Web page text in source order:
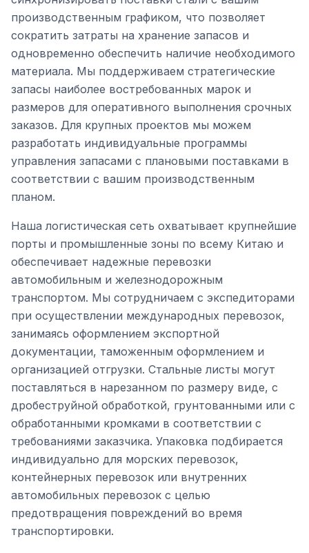
производственным графиком, что позволяет
сократить затраты на хранение запасов и
одновременно обеспечить наличие необходимого
материала. Мы поддерживаем стратегические
запасы наиболее востребованных марок и
размеров для оперативного выполнения срочных
заказов. Для крупных проектов мы можем
разработать индивидуальные программы
управления запасами с плановыми поставками в
соответствии с вашим производственным
планом.
Наша логистическая сеть охватывает крупнейшие
порты и промышленные зоны по всему Китаю и
обеспечивает надежные перевозки
автомобильным и железнодорожным
транспортом. Мы сотрудничаем с экспедиторами
при осуществлении международных перевозок,
занимаясь оформлением экспортной
документации, таможенным оформлением и
организацией отгрузки. Стальные листы могут
поставляться в нарезанном по размеру виде, с
дробеструйной обработкой, грунтованными или с
обработанными кромками в соответствии с
требованиями заказчика. Упаковка подбирается
индивидуально для морских перевозок,
контейнерных перевозок или внутренних
автомобильных перевозок с целью
предотвращения повреждений во время
транспортировки.